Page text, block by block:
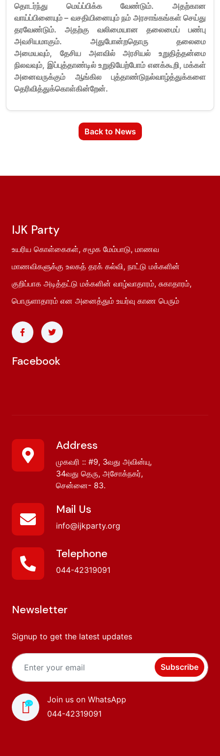
தொடர்ந்து மெய்ப்பிக்க வேண்டும்.அதற்கான
வாய்ப்பினையும்– வசதியினையும் நம் அரசாங்கங்கள்செய்து
தரவேண்டும். அதற்கு வலிமையான தலைமைப் பண்பு
அவசியமாகும். அதுபோன்றதொரு தலைமை
அமையவும், தேசிய அளவில் அரசியல் உறுதித்தன்மை
நிலவவும், இப்புத்தாண்டில் உறுதியேற்போம் எனக்கூறி, மக்கள்
அனைவருக்கும் ஆங்கில புத்தாண்டுநல்வாழ்த்துக்களை
தெரிவித்துக்கொள்கின்றேன்.
Back to News
IJK Party
உயரிய கொள்கைகள், சமூக மேம்பாடு, மாணவ
மாணவிகளுக்கு உலகத் தரக் கல்வி, நாட்டு மக்களின்
குறிப்பாக அடித்தட்டு மக்களின் வாழ்வாதாரம், சுகாதாரம்,
பொருளாதாரம் என அனைத்தும் உயர்வு காண பெரும்
Facebook
Address
முகவரி :: #9, 3வது அவின்யு,
34வது தெரு, அசோக்நகர்,
சென்னை- 83.
Mail Us
info@ijkparty.org
Telephone
044-42319091
Newsletter
Signup to get the latest updates
Subscribe
Join us on WhatsApp
044-42319091